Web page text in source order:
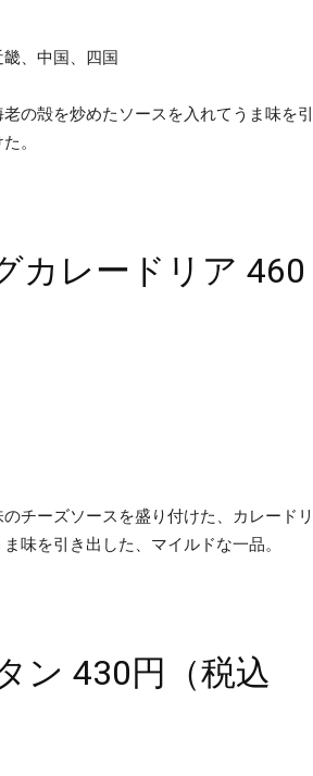
、中国、四国
の殻を炒めたソースを入れてうま味を引
。
カレードリア 460
チーズソースを盛り付けた、カレードリ
味を引き出した、マイルドな一品。
ン 430円（税込